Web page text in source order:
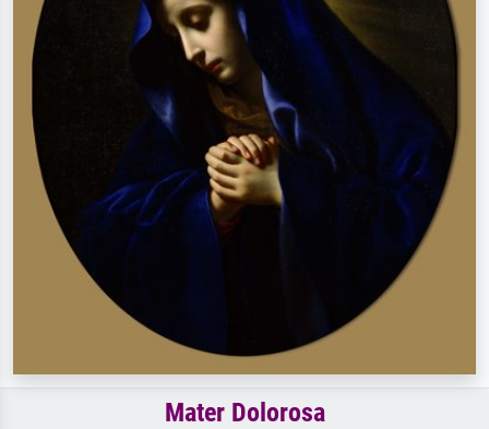
Mater Dolorosa